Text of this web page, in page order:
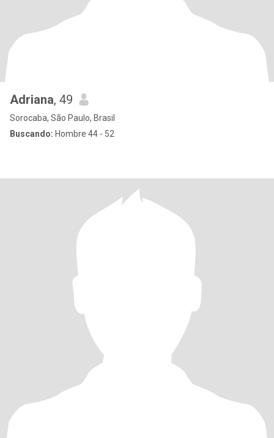
Adriana, 49
Sorocaba, São Paulo, Brasil
Buscando: Hombre 44 - 52